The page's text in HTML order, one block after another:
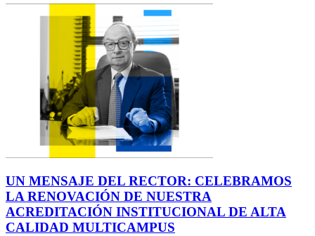
UN MENSAJE DEL RECTOR: CELEBRAMOS
LA RENOVACIÓN DE NUESTRA
ACREDITACIÓN INSTITUCIONAL DE ALTA
CALIDAD MULTICAMPUS